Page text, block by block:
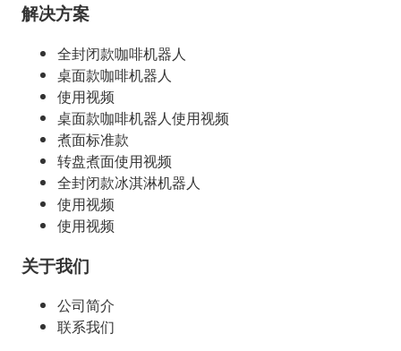
解决方案
全封闭款咖啡机器人
桌面款咖啡机器人
使用视频
桌面款咖啡机器人使用视频
煮面标准款
转盘煮面使用视频
全封闭款冰淇淋机器人
使用视频
使用视频
关于我们
公司简介
联系我们